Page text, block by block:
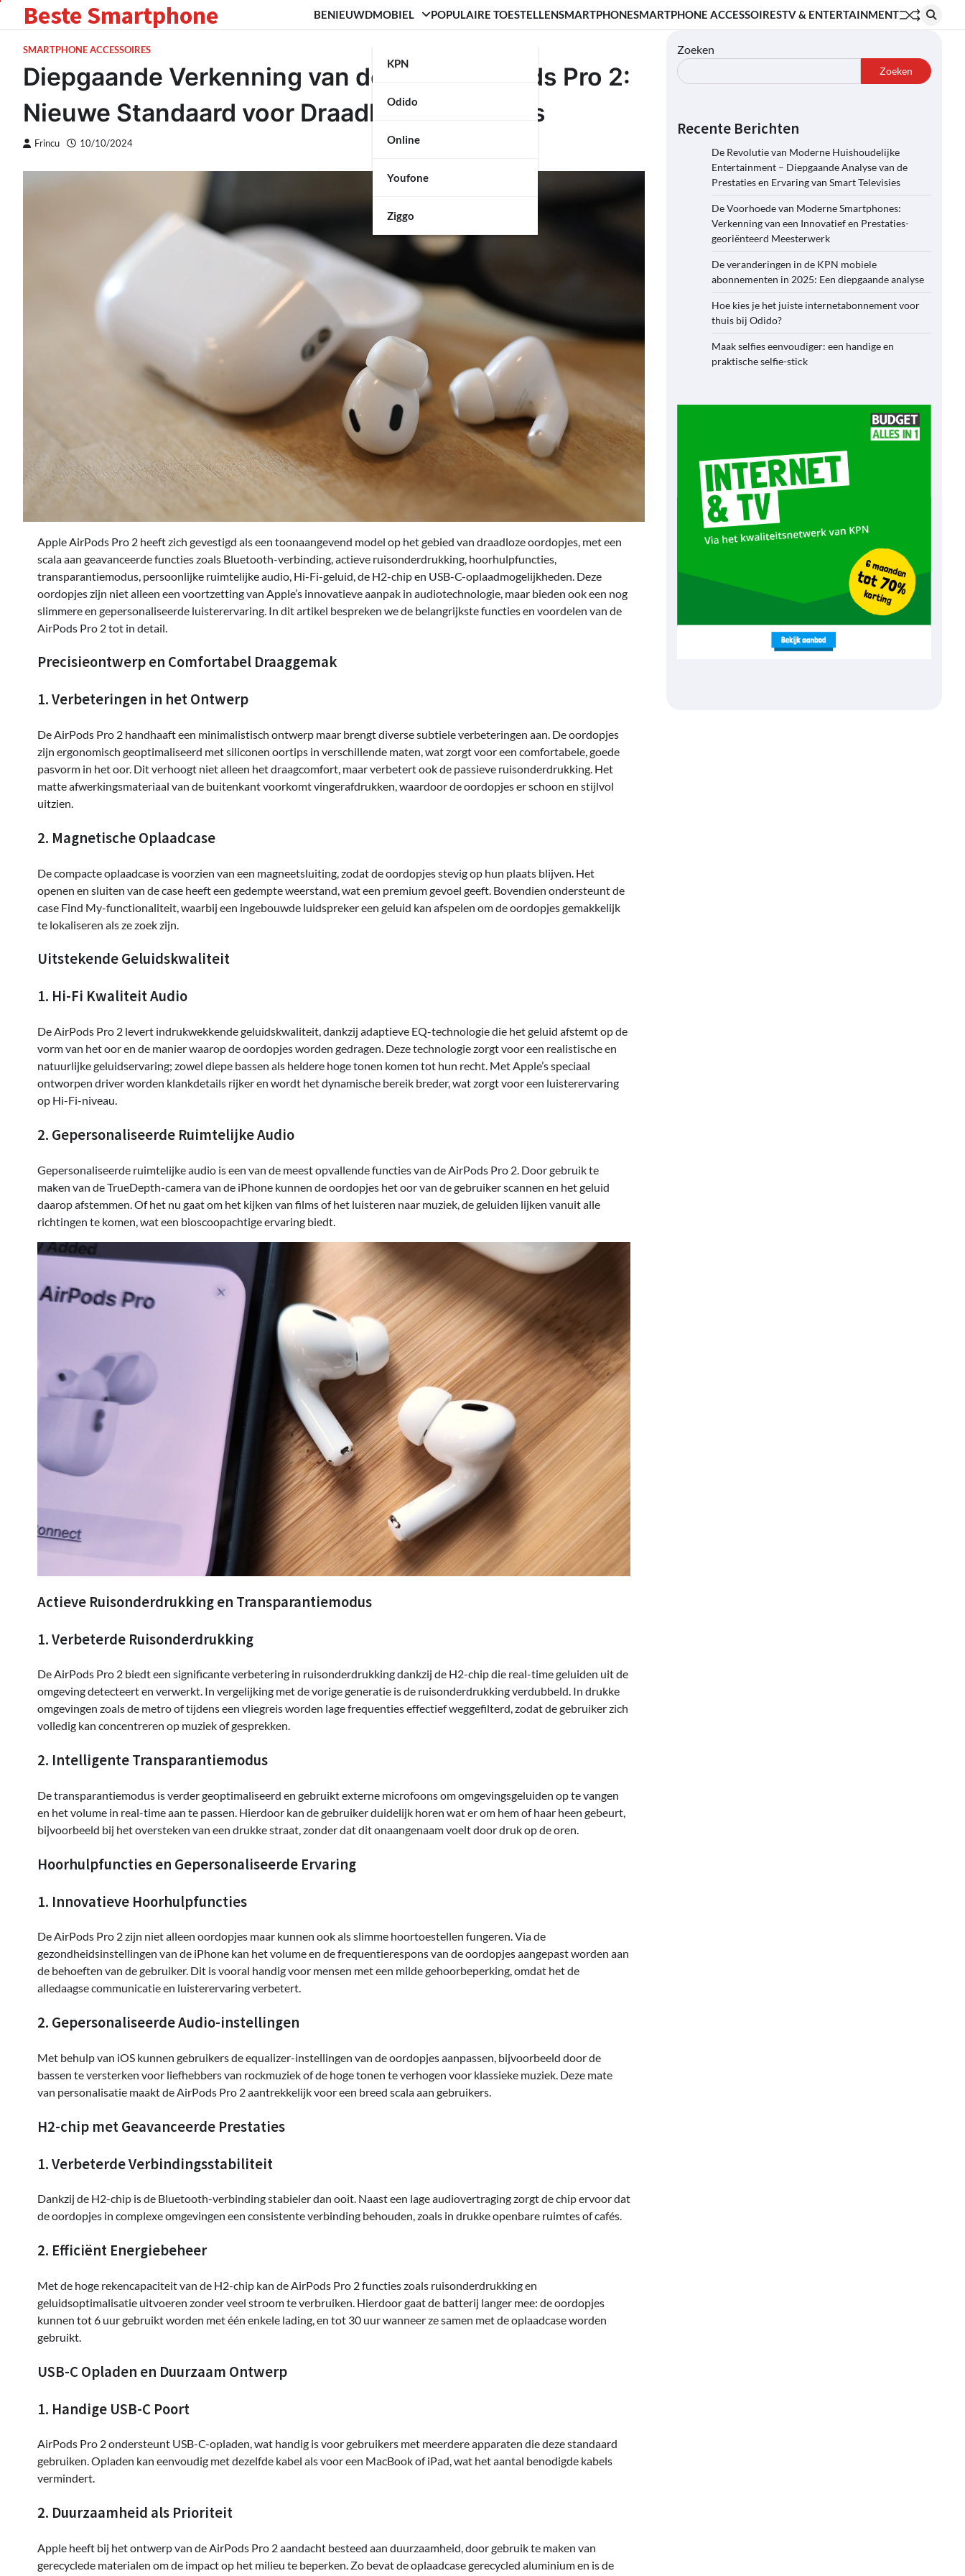
Beste Smartphone BENIEUWDMOBIEL
KPN
Odido
Online
Youfone
Ziggo
POPULAIRE TOESTELLENSMARTPHONESMARTPHONE ACCESSOIRESTV & ENTERTAINMENT
SMARTPHONE ACCESSOIRES
Diepgaande Verkenning van de Apple AirPods Pro 2:
Nieuwe Standaard voor Draadloze Oordopjes
Frincu 10/10/2024
Apple AirPods Pro 2 heeft zich gevestigd als een toonaangevend model op het gebied van draadloze oordopjes, met een
scala aan geavanceerde functies zoals Bluetooth-verbinding, actieve ruisonderdrukking, hoorhulpfuncties,
transparantiemodus, persoonlijke ruimtelijke audio, Hi-Fi-geluid, de H2-chip en USB-C-oplaadmogelijkheden. Deze
oordopjes zijn niet alleen een voortzetting van Apple’s innovatieve aanpak in audiotechnologie, maar bieden ook een nog
slimmere en gepersonaliseerde luisterervaring. In dit artikel bespreken we de belangrijkste functies en voordelen van de
AirPods Pro 2 tot in detail.
Precisieontwerp en Comfortabel Draaggemak
1. Verbeteringen in het Ontwerp
De AirPods Pro 2 handhaaft een minimalistisch ontwerp maar brengt diverse subtiele verbeteringen aan. De oordopjes
zijn ergonomisch geoptimaliseerd met siliconen oortips in verschillende maten, wat zorgt voor een comfortabele, goede
pasvorm in het oor. Dit verhoogt niet alleen het draagcomfort, maar verbetert ook de passieve ruisonderdrukking. Het
matte afwerkingsmateriaal van de buitenkant voorkomt vingerafdrukken, waardoor de oordopjes er schoon en stijlvol
uitzien.
2. Magnetische Oplaadcase
De compacte oplaadcase is voorzien van een magneetsluiting, zodat de oordopjes stevig op hun plaats blijven. Het
openen en sluiten van de case heeft een gedempte weerstand, wat een premium gevoel geeft. Bovendien ondersteunt de
case Find My-functionaliteit, waarbij een ingebouwde luidspreker een geluid kan afspelen om de oordopjes gemakkelijk
te lokaliseren als ze zoek zijn.
Uitstekende Geluidskwaliteit
1. Hi-Fi Kwaliteit Audio
De AirPods Pro 2 levert indrukwekkende geluidskwaliteit, dankzij adaptieve EQ-technologie die het geluid afstemt op de
vorm van het oor en de manier waarop de oordopjes worden gedragen. Deze technologie zorgt voor een realistische en
natuurlijke geluidservaring; zowel diepe bassen als heldere hoge tonen komen tot hun recht. Met Apple’s speciaal
ontworpen driver worden klankdetails rijker en wordt het dynamische bereik breder, wat zorgt voor een luisterervaring
op Hi-Fi-niveau.
2. Gepersonaliseerde Ruimtelijke Audio
Gepersonaliseerde ruimtelijke audio is een van de meest opvallende functies van de AirPods Pro 2. Door gebruik te
maken van de TrueDepth-camera van de iPhone kunnen de oordopjes het oor van de gebruiker scannen en het geluid
daarop afstemmen. Of het nu gaat om het kijken van films of het luisteren naar muziek, de geluiden lijken vanuit alle
richtingen te komen, wat een bioscoopachtige ervaring biedt.
Actieve Ruisonderdrukking en Transparantiemodus
1. Verbeterde Ruisonderdrukking
De AirPods Pro 2 biedt een significante verbetering in ruisonderdrukking dankzij de H2-chip die real-time geluiden uit de
omgeving detecteert en verwerkt. In vergelijking met de vorige generatie is de ruisonderdrukking verdubbeld. In drukke
omgevingen zoals de metro of tijdens een vliegreis worden lage frequenties effectief weggefilterd, zodat de gebruiker zich
volledig kan concentreren op muziek of gesprekken.
2. Intelligente Transparantiemodus
De transparantiemodus is verder geoptimaliseerd en gebruikt externe microfoons om omgevingsgeluiden op te vangen
en het volume in real-time aan te passen. Hierdoor kan de gebruiker duidelijk horen wat er om hem of haar heen gebeurt,
bijvoorbeeld bij het oversteken van een drukke straat, zonder dat dit onaangenaam voelt door druk op de oren.
Hoorhulpfuncties en Gepersonaliseerde Ervaring
1. Innovatieve Hoorhulpfuncties
De AirPods Pro 2 zijn niet alleen oordopjes maar kunnen ook als slimme hoortoestellen fungeren. Via de
gezondheidsinstellingen van de iPhone kan het volume en de frequentierespons van de oordopjes aangepast worden aan
de behoeften van de gebruiker. Dit is vooral handig voor mensen met een milde gehoorbeperking, omdat het de
alledaagse communicatie en luisterervaring verbetert.
2. Gepersonaliseerde Audio-instellingen
Met behulp van iOS kunnen gebruikers de equalizer-instellingen van de oordopjes aanpassen, bijvoorbeeld door de
bassen te versterken voor liefhebbers van rockmuziek of de hoge tonen te verhogen voor klassieke muziek. Deze mate
van personalisatie maakt de AirPods Pro 2 aantrekkelijk voor een breed scala aan gebruikers.
H2-chip met Geavanceerde Prestaties
1. Verbeterde Verbindingsstabiliteit
Dankzij de H2-chip is de Bluetooth-verbinding stabieler dan ooit. Naast een lage audiovertraging zorgt de chip ervoor dat
de oordopjes in complexe omgevingen een consistente verbinding behouden, zoals in drukke openbare ruimtes of cafés.
2. Efficiënt Energiebeheer
Met de hoge rekencapaciteit van de H2-chip kan de AirPods Pro 2 functies zoals ruisonderdrukking en
geluidsoptimalisatie uitvoeren zonder veel stroom te verbruiken. Hierdoor gaat de batterij langer mee: de oordopjes
kunnen tot 6 uur gebruikt worden met één enkele lading, en tot 30 uur wanneer ze samen met de oplaadcase worden
gebruikt.
USB-C Opladen en Duurzaam Ontwerp
1. Handige USB-C Poort
AirPods Pro 2 ondersteunt USB-C-opladen, wat handig is voor gebruikers met meerdere apparaten die deze standaard
gebruiken. Opladen kan eenvoudig met dezelfde kabel als voor een MacBook of iPad, wat het aantal benodigde kabels
vermindert.
2. Duurzaamheid als Prioriteit
Apple heeft bij het ontwerp van de AirPods Pro 2 aandacht besteed aan duurzaamheid, door gebruik te maken van
gerecyclede materialen om de impact op het milieu te beperken. Zo bevat de oplaadcase gerecycled aluminium en is de
Zoeken
Zoeken
Recente Berichten
De Revolutie van Moderne Huishoudelijke
Entertainment – Diepgaande Analyse van de
Prestaties en Ervaring van Smart Televisies
De Voorhoede van Moderne Smartphones:
Verkenning van een Innovatief en Prestaties-
georiënteerd Meesterwerk
De veranderingen in de KPN mobiele
abonnementen in 2025: Een diepgaande analyse
Hoe kies je het juiste internetabonnement voor
thuis bij Odido?
Maak selfies eenvoudiger: een handige en
praktische selfie-stick